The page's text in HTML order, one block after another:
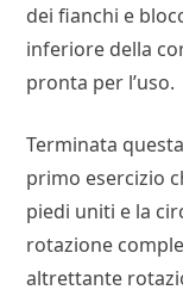
dei fianchi e
inferiore della
pronta per l’uso.
Terminata
primo esercizio
piedi uniti e la
rotazione
altrettante